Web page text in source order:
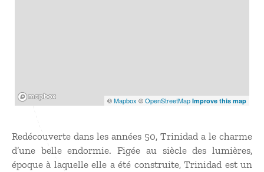
©Mapbox ©OpenStreetMap Improve this map
Redécouverte dans les années 50, Trinidad a le charme
d’une belle endormie. Figée au siècle des lumières,
époque à laquelle elle a été construite, Trinidad est un